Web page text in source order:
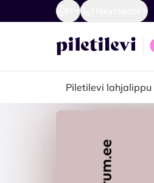
Piletilevi lahjalippu